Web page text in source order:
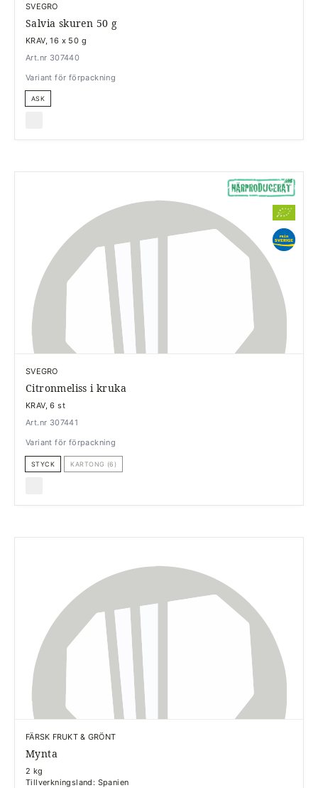
SVEGRO
Salvia skuren 50 g
KRAV, 16 x 50 g
Art.nr 307440
Variant för förpackning
ASK
SVEGRO
Citronmeliss i kruka
KRAV, 6 st
Art.nr 307441
Variant för förpackning
STYCK KARTONG (6)
FÄRSK FRUKT & GRÖNT
Mynta
2 kg
Tillverkningsland: Spanien